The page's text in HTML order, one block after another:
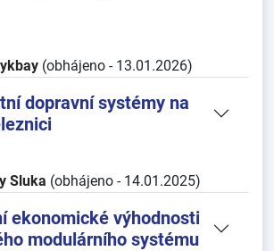
(obhájeno - 13.01.2026)
dopravní systémy na
Sluka (obhájeno - 14.01.2025)
ekonomické výhodnosti
modulárního systému